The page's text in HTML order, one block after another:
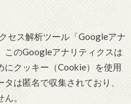
セス解析ツール「Googleアナ
このGoogleアナリティクスは
にクッキー（Cookie）を使用
は匿名で収集されており、
。